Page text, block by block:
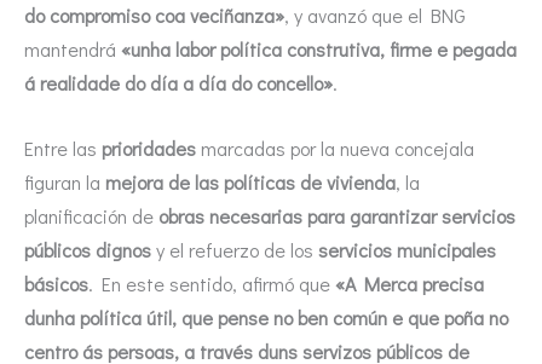
do compromiso coa veciñanza», y avanzó que el BNG
mantendrá «unha labor política construtiva, firme e pegada
á realidade do día a día do concello».
Entre las prioridades marcadas por la nueva concejala
figuran la mejora de las políticas de vivienda, la
planificación de obras necesarias para garantizar servicios
públicos dignosy el refuerzo de los servicios municipales
básicos. En este sentido, afirmó que«A Merca precisa
dunha política útil, que pense no ben común e que poña no
centro ás persoas, a través duns servizos públicos de